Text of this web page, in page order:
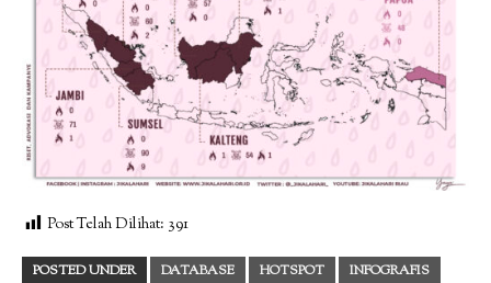
Post Telah Dilihat: 391
POSTED UNDER DATABASE HOTSPOT
INFOGRAFIS